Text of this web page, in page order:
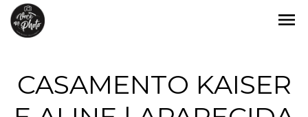
menu
CASAMENTO KAISER